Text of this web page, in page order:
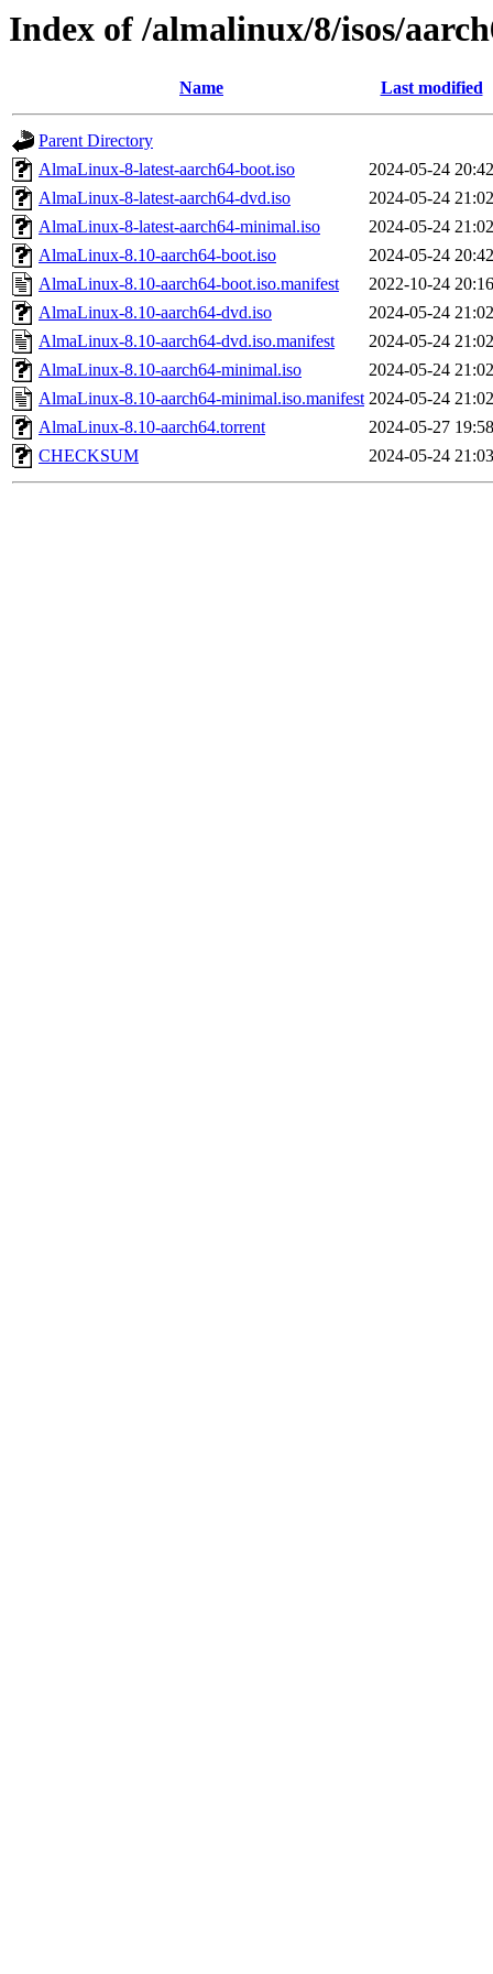
Index of /almalinux/8/isos/
Name Last modified
Parent Directory
AlmaLinux-8-latest-aarch64-boot.iso
2024-05-24 20:42
AlmaLinux-8-latest-aarch64-dvd.iso
2024-05-24 21:02
AlmaLinux-8-latest-aarch64-minimal.iso
2024-05-24 21:02
AlmaLinux-8.10-aarch64-boot.iso
2024-05-24 20:42
AlmaLinux-8.10-aarch64-boot.iso.manifest
2022-10-24 20:16
AlmaLinux-8.10-aarch64-dvd.iso
2024-05-24 21:02
AlmaLinux-8.10-aarch64-dvd.iso.manifest
2024-05-24 21:02
AlmaLinux-8.10-aarch64-minimal.iso
2024-05-24 21:02
AlmaLinux-8.10-aarch64-minimal.iso.manifest 2024-05-24 21:02
AlmaLinux-8.10-aarch64.torrent
2024-05-27 19:58
CHECKSUM
2024-05-24 21:03